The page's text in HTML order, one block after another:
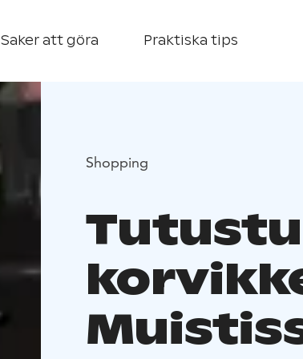
Saker att göra Praktiska tips
Shopping
Tutustu